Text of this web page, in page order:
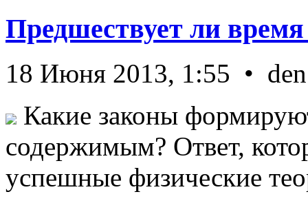
Предшествует ли
18 Июня 2013, 1:55 • den
Какие законы
содержимым? Ответ,
успешные физические